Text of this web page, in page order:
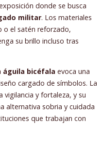
donde se busca
militar. Los materiales
o el satén reforzado,
su brillo incluso tras
águila bicéfala evoca una
cargado de símbolos. La
vigilancia y fortaleza, y su
alternativa sobria y cuidada
que trabajan con